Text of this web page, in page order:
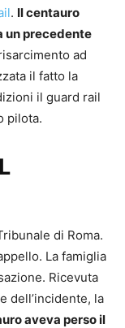
. Il centauro
un precedente
ad
il fatto la
il guard rail
pilota.
di Roma.
La famiglia
Ricevuta
dell’incidente, la
aveva perso il